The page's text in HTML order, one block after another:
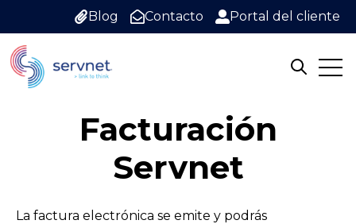
Blog Contacto Portal del cliente
Open
Facturación
Servnet
La factura electrónica se emite y podrás